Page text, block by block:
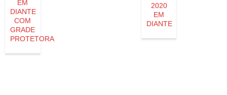
EM
DIANTE
COM
GRADE
PROTETORA
2020
EM
DIANTE